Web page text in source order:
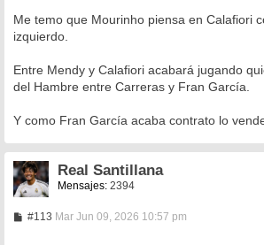
n
s
a
e
Me temo que Mourinho piensa en Calafiori
izquierdo.
Entre Mendy y Calafiori acabará jugando
del Hambre entre Carreras y Fran García.
Y como Fran García acaba contrato lo
Real Santillana
Mensajes: 2394
#113MMar Jun 09, 2026 10:57 pm